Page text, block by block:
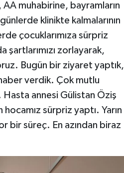
AA muhabirine, bayramların
klinikte kalmalarının
çocuklarımıza sürpriz
şartlarımızı zorlayarak,
Bugün bir ziyaret yaptık,
verdik. Çok mutlu
annesi Gülistan Öziş
sürpriz yaptı. Yarın
bir süreç. En azından biraz